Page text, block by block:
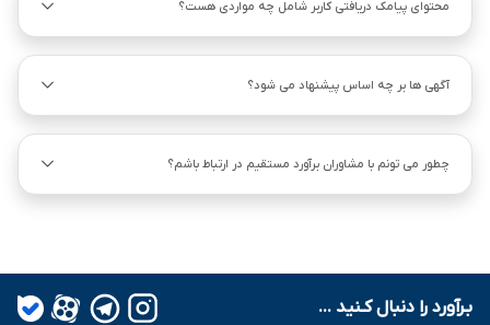
محتوای پیامک دریافتی کاربر شامل چه مواردی هست؟
آگهی ها بر چه اساس پیشنهاد می شود؟
چطور می تونم با مشاوران برآورد مستقیم در ارتباط باشم؟
بـرآورد را دنبال کـنید ...